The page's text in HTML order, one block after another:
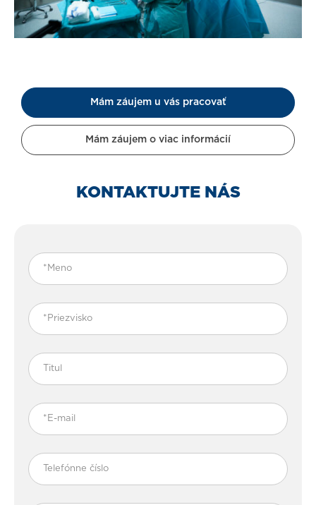
Mám záujem u vás pracovať
Mám záujem o viac informácií
KONTAKTUJTE NÁS